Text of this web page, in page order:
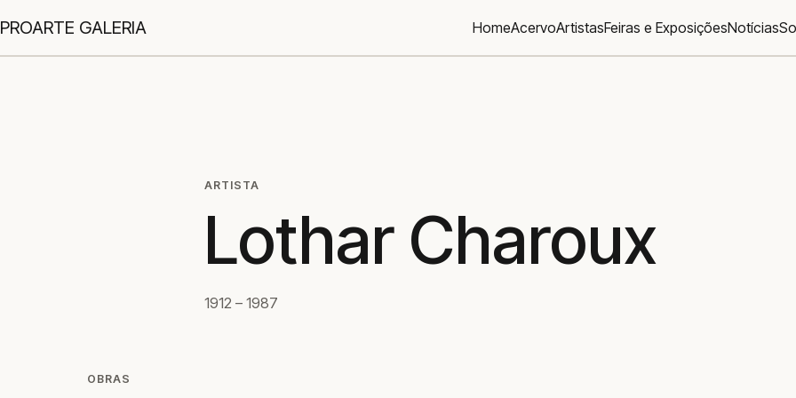
PROARTE GALERIA HomeAcervoArtistasFeiras e ExposiçõesNotícias
ARTISTA
Lothar Charoux
1912 – 1987
OBRAS